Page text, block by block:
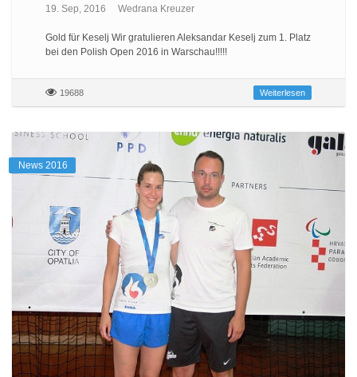
19. Sep, 2016 Wedrana Kreuzer
Gold für Keselj Wir gratulieren Aleksandar Keselj zum 1. Platz
bei den Polish Open 2016 in Warschau!!!!!
19688 Weiterlesen
News 2016